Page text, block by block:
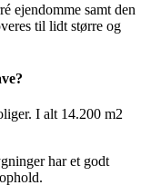
ejendomme samt den
til lidt større og
I alt 14.200 m2
har et godt